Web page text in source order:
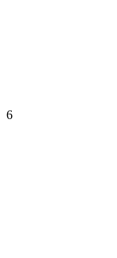
6